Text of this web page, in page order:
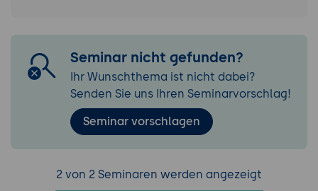
Seminar nicht gefunden?
Ihr Wunschthema ist nicht dabei?
Senden Sie uns Ihren Seminarvorschlag!
Seminar vorschlagen
2 von 2 Seminaren werden angezeigt